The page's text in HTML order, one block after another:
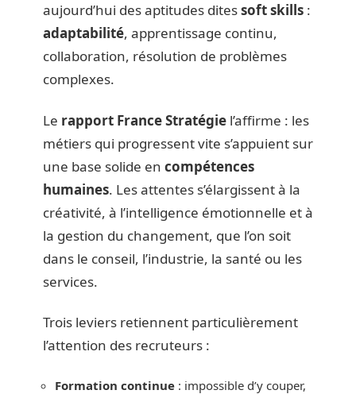
aujourd’hui des aptitudes ditessoft skills :
adaptabilité, apprentissage continu,
collaboration, résolution de problèmes
complexes.
Le rapport France Stratégie l’affirme : les
métiers qui progressent vite s’appuient sur
une base solide en compétences
humaines. Les attentes s’élargissent à la
créativité, à l’intelligence émotionnelle et à
la gestion du changement, que l’on soit
dans le conseil, l’industrie, la santé ou les
services.
Trois leviers retiennent particulièrement
l’attention des recruteurs :
Formation continue : impossible d’y couper,